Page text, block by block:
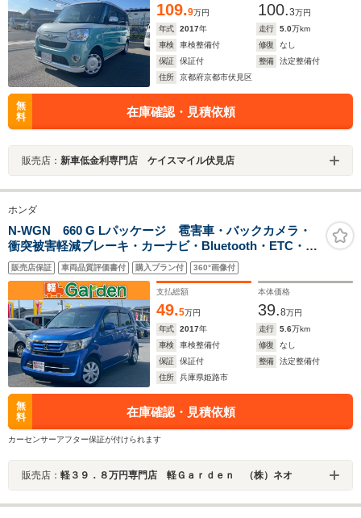
109.9万円 100.3万円
年式
2017年 走行 5.0万km
車検
車検整備付 修復
なし
保証
保証付 整備
法定整備付
住所
京都府京都市伏見区
無
料
在庫確認・見積依頼
販売店： 新車低金利専門店 ケイスマイル伏見店
ホンダ
N-WGN 660 G Lパッケージ 雹害車・バックカメラ・
衝突被害軽減ブレーキ・カーナビ・Bluetooth・ETC・
CD/DVD再生・スマートキー&プッシュスタート・ベンチ
シート・ルームクリーニング
販売店保証 車両品質評価書付 購入プラン付 360°画像付
支払総額
49.5万円
本体価格
39.8万円
年式
2017年 走行 5.6万km
車検
車検整備付 修復
なし
保証
保証付 整備
法定整備付
住所
兵庫県姫路市
無
料
在庫確認・見積依頼
カーセンサーアフター保証が付けられます
販売店： 軽３９．８万円専門店 軽Ｇａｒｄｅｎ （株）ネオ